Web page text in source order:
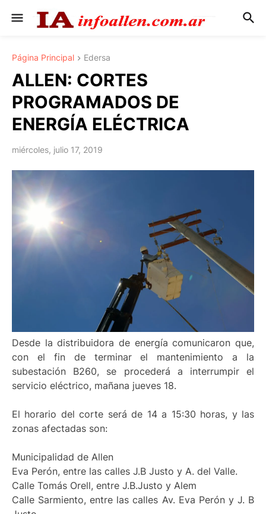
Página Principal Edersa
ALLEN: CORTES
PROGRAMADOS DE
ENERGÍA ELÉCTRICA
miércoles, julio 17, 2019
Desde la distribuidora de energía comunicaron que,
con el fin de terminar el mantenimiento a la
subestación B260, se procederá a interrumpir el
servicio eléctrico, mañana jueves 18.
El horario del corte será de 14 a 15:30 horas, y las
zonas afectadas son:
Municipalidad de Allen
Eva Perón, entre las calles J.B Justo y A. del Valle.
Calle Tomás Orell, entre J.B.Justo y Alem
Calle Sarmiento, entre las calles Av. Eva Perón y J. B